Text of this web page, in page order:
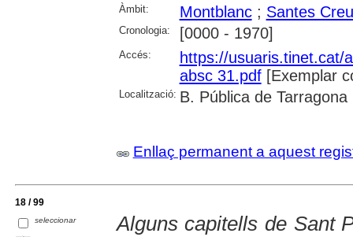
Àmbit: Montblanc; Santes
Cronologia: [0000 - 1970]
Accés:
https://usuaris.tinet.cat/
absc 31.pdf[Exemplar
Localització: B. Pública de Tarragona
Enllaç permanent a aquest
18 / 99
seleccionar
Alguns capitells de Sant